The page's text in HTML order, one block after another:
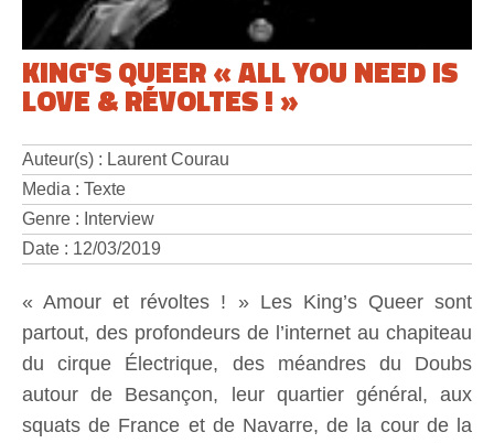
KING'S QUEER « ALL YOU NEED IS
LOVE & RÉVOLTES ! »
Auteur(s) : Laurent Courau
Media : Texte
Genre : Interview
Date : 12/03/2019
« Amour et révoltes ! » Les King’s Queer sont
partout, des profondeurs de l’internet au chapiteau
du cirque Électrique, des méandres du Doubs
autour de Besançon, leur quartier général, aux
squats de France et de Navarre, de la cour de la